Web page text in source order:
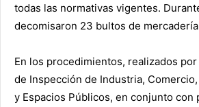
todas las normativas vigentes.
decomisaron 23 bultos de
En los procedimientos, realizados
de Inspección de Industria,
y Espacios Públicos, en conjunto con